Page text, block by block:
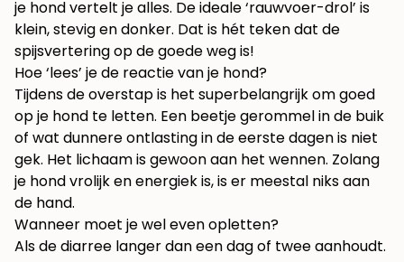
je hond vertelt je alles. De ideale ‘rauwvoer-drol’ is
klein, stevig en donker. Dat is hét teken dat de
spijsvertering op de goede weg is!
Hoe ‘lees’ je de reactie van je hond?
Tijdens de overstap is het superbelangrijk om goed
op je hond te letten. Een beetje gerommel in de buik
of wat dunnere ontlasting in de eerste dagen is niet
gek. Het lichaam is gewoon aan het wennen. Zolang
je hond vrolijk en energiek is, is er meestal niks aan
de hand.
Wanneer moet je wel even opletten?
Als de diarree langer dan een dag of twee aanhoudt.